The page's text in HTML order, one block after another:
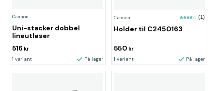
Cannon
Uni-stacker dobbel
lineutløser
516 kr
1 variant På lager
Cannon (1)
Holder til C2450163
550 kr
1 variant På lager